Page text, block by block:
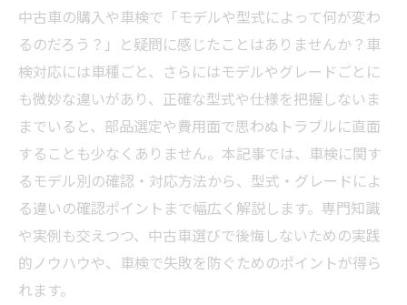
中古車の購入や車検で「モデルや型式によって何が変わ
るのだろう？」と疑問に感じたことはありませんか？車
検対応には車種ごと、さらにはモデルやグレードごとに
も微妙な違いがあり、正確な型式や仕様を把握しないま
までいると、部品選定や費用面で思わぬトラブルに直面
することも少なくありません。本記事では、車検に関す
るモデル別の確認・対応方法から、型式・グレードによ
る違いの確認ポイントまで幅広く解説します。専門知識
や実例も交えつつ、中古車選びで後悔しないための実践
的ノウハウや、車検で失敗を防ぐためのポイントが得ら
れます。